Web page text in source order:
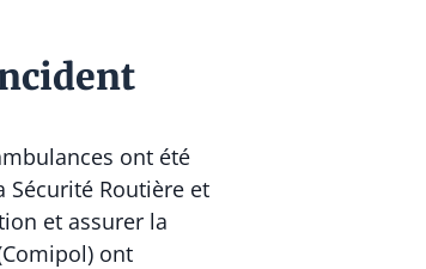
ont été
Sécurité Routière et
et assurer la
ont